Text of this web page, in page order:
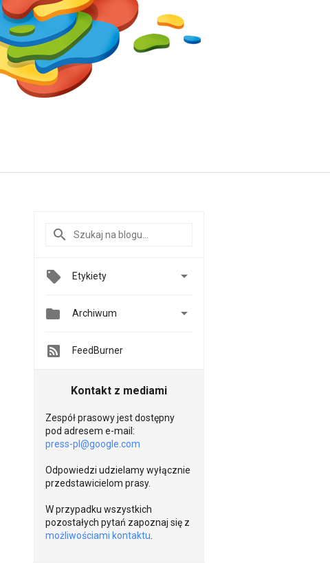
Etykiety 
 Archiwum 
FeedBurner
Kontakt z mediami
Zespół prasowy jest dostępny
pod adresem e-mail:
press-pl@google.com
Odpowiedzi udzielamy wyłącznie
przedstawicielom prasy.
W przypadku wszystkich
pozostałych pytań zapoznaj się z
możliwościami kontaktu